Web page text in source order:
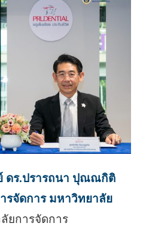
ดร.ปรารถนา ปุณณกิติ
จัดการ มหาวิทยาลัย
ยการจัดการ